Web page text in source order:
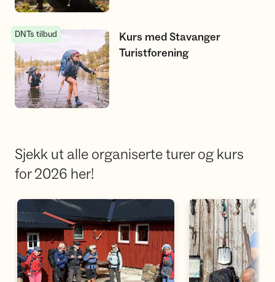
Kurs med Stavanger Turistforening
DNTs tilbud
Kurs med Stavanger
Turistforening
Sjekk ut alle organiserte turer og kurs
for 2026 her!